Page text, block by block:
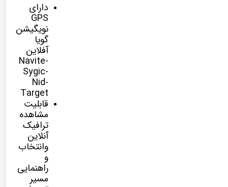
دارای
GPS
نویگیشن
گویا
آفلاین
Navite-
Sygic-
Nid-
Target
قابلیت
مشاهده
ترافیک
آنلاین
وانتخاب
و
راهنمایی
مسیر